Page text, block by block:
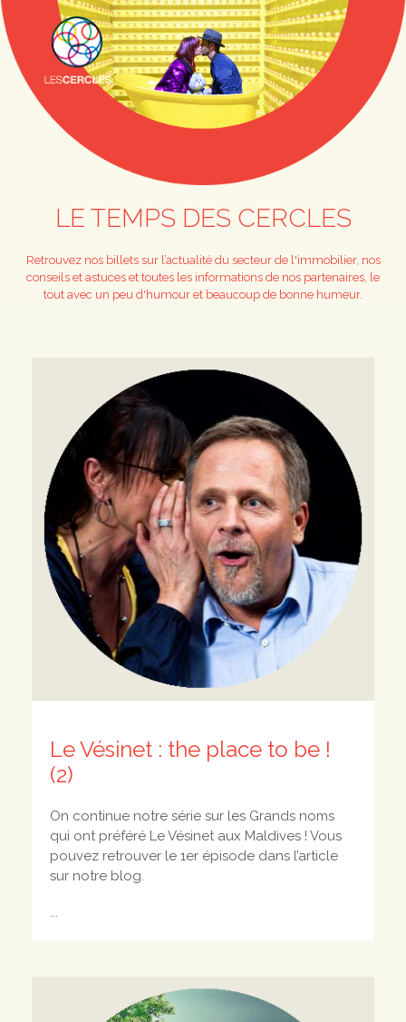
LE TEMPS DES CERCLES
Retrouvez nos billets sur l’actualité du secteur de l'immobilier, nos
conseils et astuces et toutes les informations de nos partenaires, le
tout avec un peu d'humour et beaucoup de bonne humeur.
Le Vésinet : the place to be !
(2)
On continue notre série sur les Grands noms
qui ont préféré Le Vésinet aux Maldives ! Vous
pouvez retrouver le 1er épisode dans l’article
sur notre blog.
...